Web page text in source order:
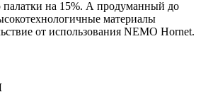
палатки на 15%. А продуманный до
материалы
от использования NEMO Hornet.